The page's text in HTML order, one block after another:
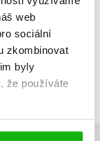
web
sociální
zkombinovat
byly
že používáte